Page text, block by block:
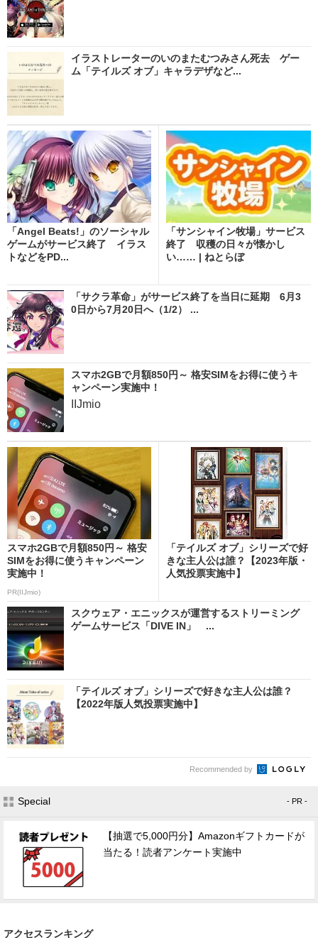
イラストレーターのいのまたむつみさん死去 ゲー
ム「テイルズ オブ」キャラデザなど...
「Angel Beats!」のソーシャル
ゲームがサービス終了 イラス
トなどをPD...
「サンシャイン牧場」サービス
終了 収穫の日々が懐かし
い…… | ねとらぼ
「サクラ革命」がサービス終了を当日に延期 6月3
0日から7月20日へ（1/2） ...
スマホ2GBで月額850円～ 格安SIMをお得に使うキ
ャンペーン実施中！
IIJmio
スマホ2GBで月額850円～ 格安
SIMをお得に使うキャンペーン
実施中！
PR(IIJmio)
「テイルズ オブ」シリーズで好
きな主人公は誰？【2023年版・
人気投票実施中】
スクウェア・エニックスが運営するストリーミング
ゲームサービス「DIVE IN」 ...
「テイルズ オブ」シリーズで好きな主人公は誰？
【2022年版人気投票実施中】
Recommended by
Special - PR -
【抽選で5,000円分】Amazonギフトカードが
当たる！読者アンケート実施中
アクセスランキング